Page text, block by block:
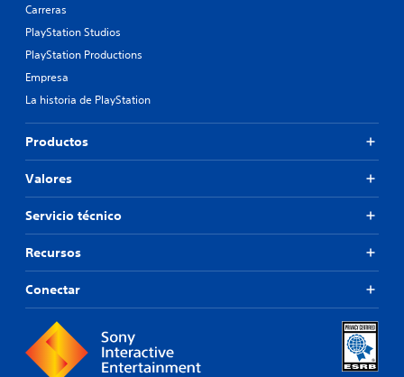
Carreras
PlayStation Studios
PlayStation Productions
Empresa
La historia de PlayStation
Productos
Valores
Servicio técnico
Recursos
Conectar